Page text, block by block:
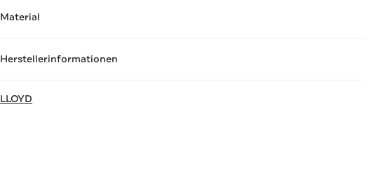
Material
Herstellerinformationen
LLOYD